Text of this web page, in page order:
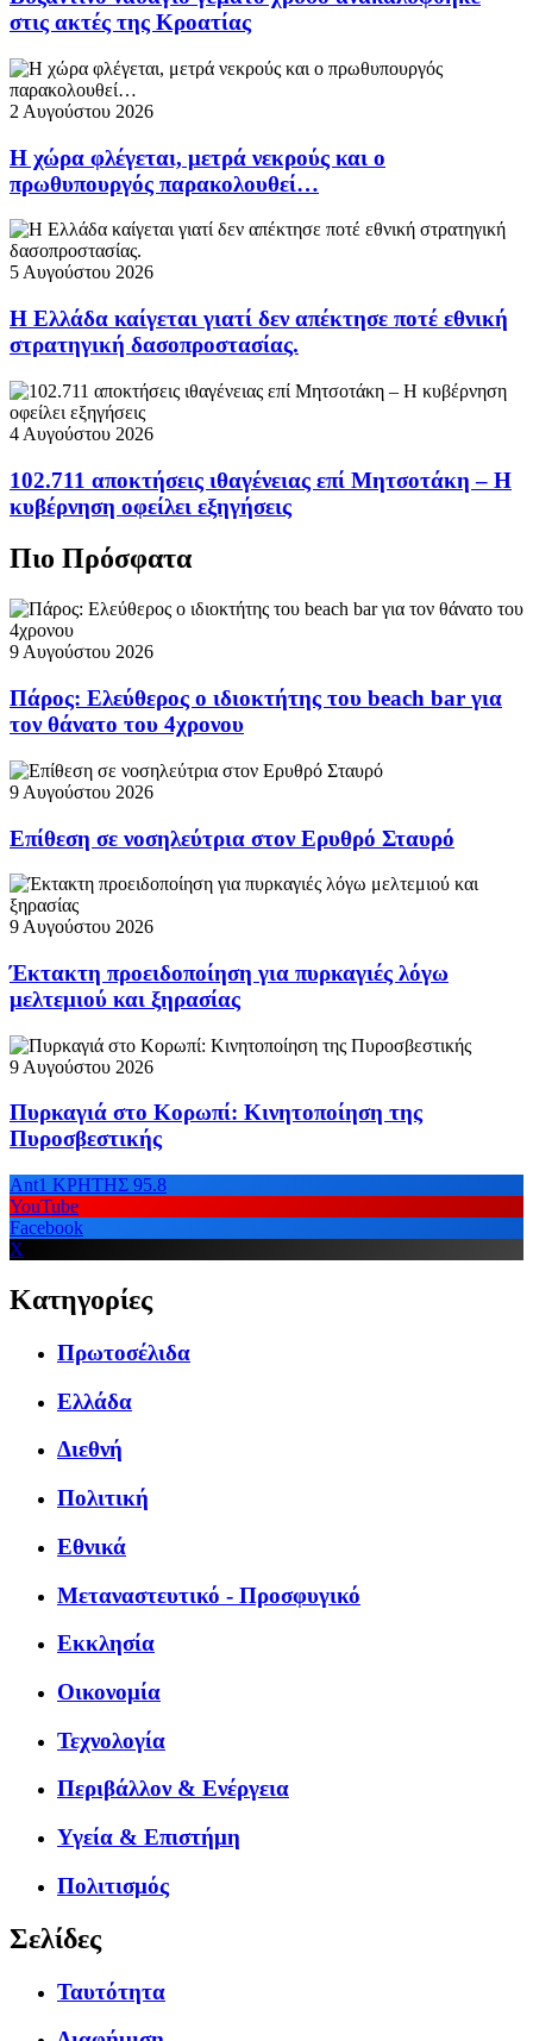
στις ακτές της Κροατίας
2 Αυγούστου 2026
Η χώρα φλέγεται, μετρά νεκρούς και ο
πρωθυπουργός παρακολουθεί…
5 Αυγούστου 2026
Η Ελλάδα καίγεται γιατί δεν απέκτησε ποτέ εθνική
στρατηγική δασοπροστασίας.
4 Αυγούστου 2026
102.711 αποκτήσεις ιθαγένειας επί Μητσοτάκη – Η
κυβέρνηση οφείλει εξηγήσεις
Πιο Πρόσφατα
9 Αυγούστου 2026
Πάρος: Ελεύθερος ο ιδιοκτήτης του beach bar για
τον θάνατο του 4χρονου
9 Αυγούστου 2026
Επίθεση σε νοσηλεύτρια στον Ερυθρό Σταυρό
9 Αυγούστου 2026
Έκτακτη προειδοποίηση για πυρκαγιές λόγω
μελτεμιού και ξηρασίας
9 Αυγούστου 2026
Πυρκαγιά στο Κορωπί: Κινητοποίηση της
Πυροσβεστικής
Ant1 ΚΡΗΤΗΣ 95.8
YouTube
Facebook
X
Κατηγορίες
Πρωτοσέλιδα
Ελλάδα
Διεθνή
Πολιτική
Εθνικά
Μεταναστευτικό - Προσφυγικό
Εκκλησία
Οικονομία
Τεχνολογία
Περιβάλλον & Ενέργεια
Υγεία & Επιστήμη
Πολιτισμός
Σελίδες
Ταυτότητα